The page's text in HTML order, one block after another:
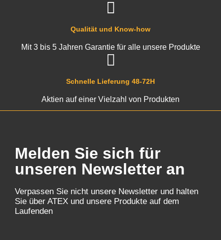
Schnelle Lieferung 48-72H
Aktien auf einer Vielzahl von Produkten
Qualität und Know-how
Mit 3 bis 5 Jahren Garantie für alle unsere Produkte
Melden Sie sich für
unseren Newsletter an
Verpassen Sie nicht unsere Newsletter und halten
Sie über ATEX und unsere Produkte auf dem
Laufenden